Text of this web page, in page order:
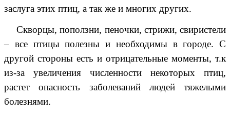
заслуга этих птиц, а так же и многих других.
Скворцы, поползни, пеночки, стрижи, свиристели
– все птицы полезны и необходимы в городе. С
другой стороны есть и отрицательные моменты, т.к
из-за увеличения численности некоторых птиц,
растет опасность заболеваний людей тяжелыми
болезнями.